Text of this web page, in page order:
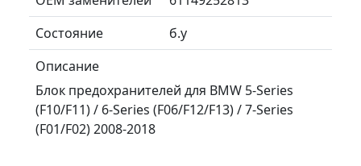
Состояние
б.у
Описание
Блок предохранителей для BMW 5-Series
(F10/F11) / 6-Series (F06/F12/F13) / 7-Series
(F01/F02) 2008-2018